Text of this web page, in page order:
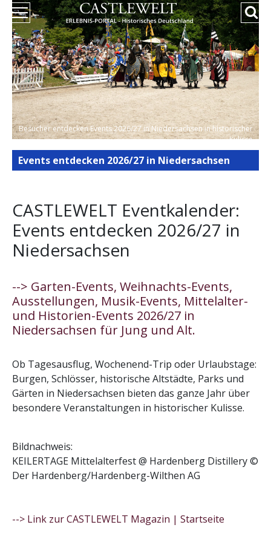
Besucher entdecken Events 2026/27 in Niedersachsen in historischer
Kulisse
Events entdecken 2026/27 in Niedersachsen
CASTLEWELT Eventkalender:
Events entdecken 2026/27 in
Niedersachsen
--> Garten-Events, Weihnachts-Events,
Ausstellungen, Musik-Events, Mittelalter-
und Historien-Events 2026/27 in
Niedersachsen für Jung und Alt.
Ob Tagesausflug, Wochenend-Trip oder Urlaubstage:
Burgen, Schlösser, historische Altstädte, Parks und
Gärten in Niedersachsen bieten das ganze Jahr über
besondere Veranstaltungen in historischer Kulisse.
Bildnachweis:
KEILERTAGE Mittelalterfest @ Hardenberg Distillery ©
Der Hardenberg/Hardenberg-Wilthen AG
--> Link zur CASTLEWELT Magazin | Startseite